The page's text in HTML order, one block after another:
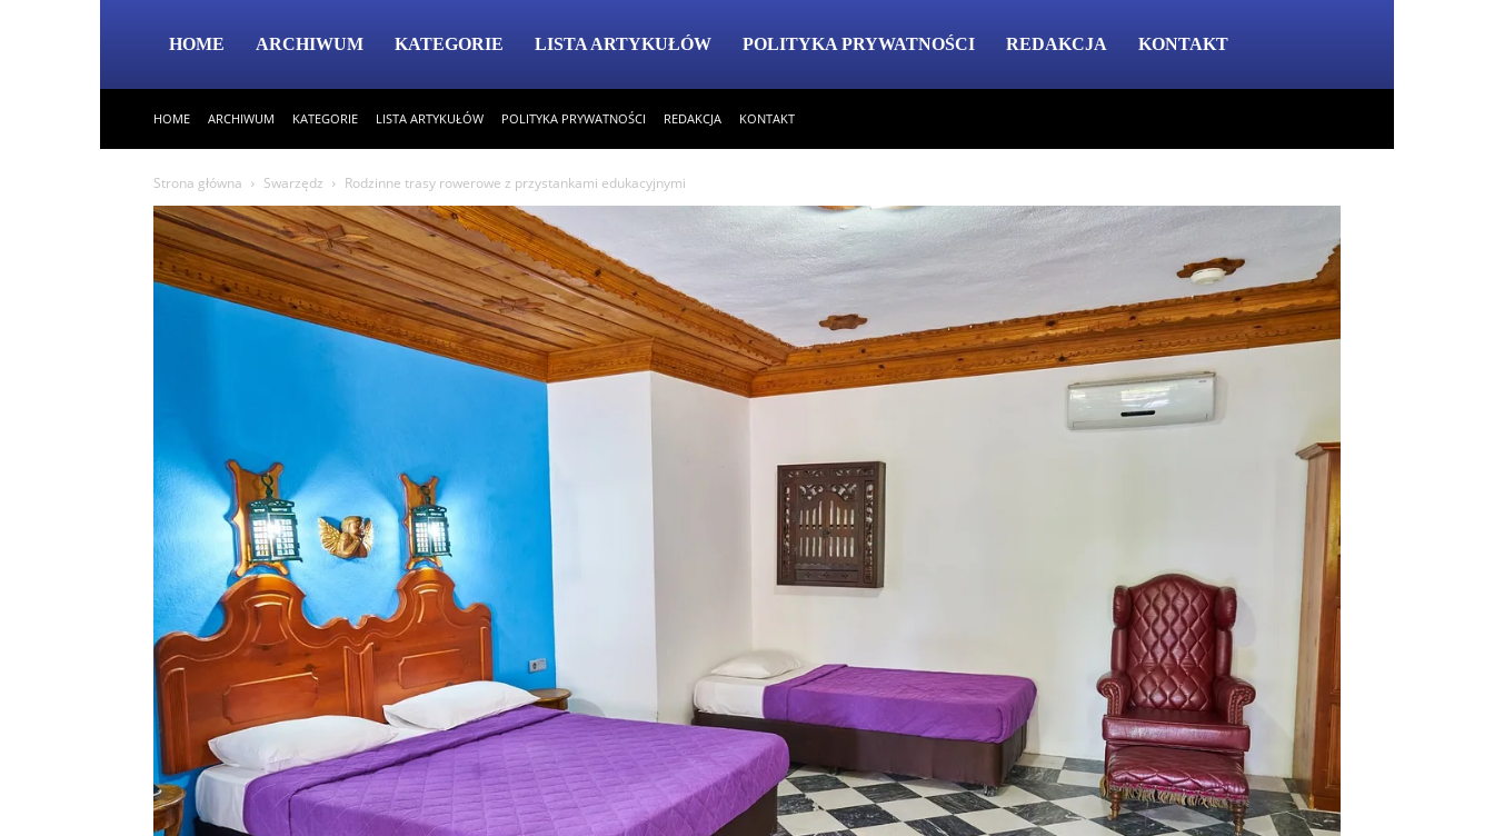
HOME ARCHIWUM KATEGORIE LISTA ARTYKUŁÓW POLITYKA PRYWATNOŚCI REDAKCJA KONTAKT
HOME ARCHIWUM KATEGORIE LISTA ARTYKUŁÓW POLITYKA PRYWATNOŚCI REDAKCJA KONTAKT
Strona główna Swarzędz Rodzinne trasy rowerowe z przystankami edukacyjnymi